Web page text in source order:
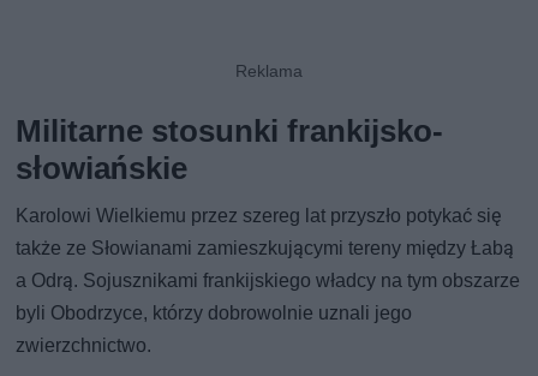
Militarne stosunki frankijsko-
słowiańskie
Karolowi Wielkiemu przez szereg lat przyszło potykać się
także ze Słowianami zamieszkującymi tereny między Łabą
a Odrą. Sojusznikami frankijskiego władcy na tym obszarze
byli Obodrzyce, którzy dobrowolnie uznali jego
zwierzchnictwo.